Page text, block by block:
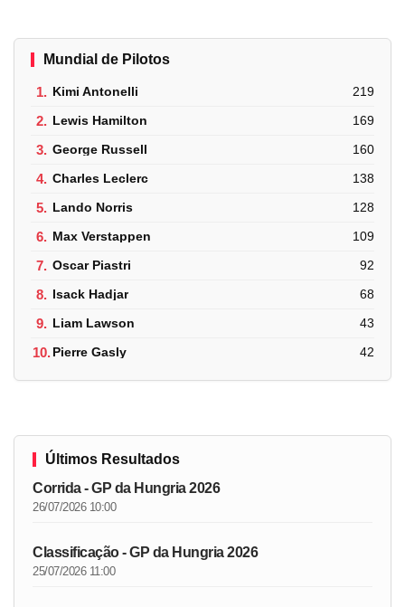
Mundial de Pilotos
1. Kimi Antonelli 219
2. Lewis Hamilton 169
3. George Russell 160
4. Charles Leclerc 138
5. Lando Norris 128
6. Max Verstappen 109
7. Oscar Piastri 92
8. Isack Hadjar 68
9. Liam Lawson 43
10.Pierre Gasly 42
Últimos Resultados
Corrida - GP da Hungria 2026
26/07/2026 10:00
Classificação - GP da Hungria 2026
25/07/2026 11:00